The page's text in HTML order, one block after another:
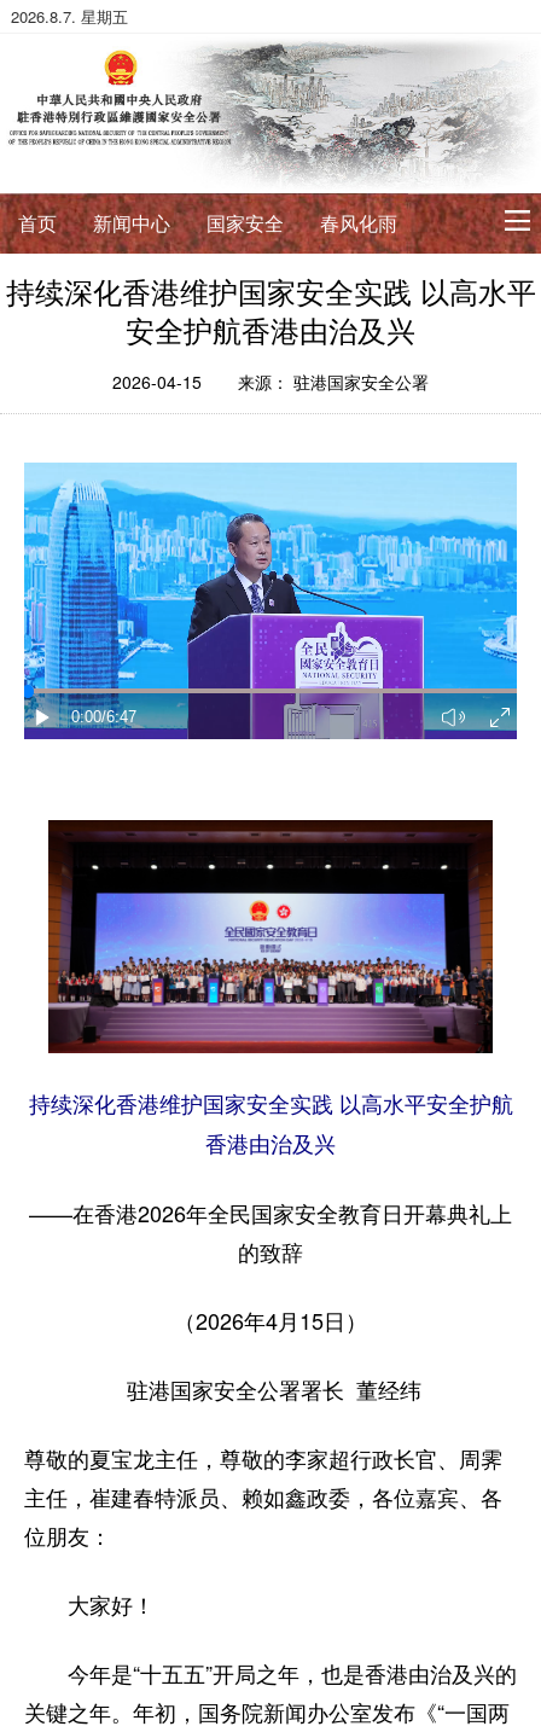
2026.8.7. 星期五
首页 新闻中心 国家安全 春风化雨
初心使命
公署简介 署长寄语
法治典范
护航伟业 法政论丛 法治进行时
法律数据库
香港国安法
国安案例
家国在怀
驻港情深 山河锦绣 国泰民安 天下同怀
持续深化香港维护国家安全实践 以高水平
安全护航香港由治及兴
2026-04-15 来源： 驻港国家安全公署
0:00/6:47
持续深化香港维护国家安全实践 以高水平安全护航
香港由治及兴
——在香港2026年全民国家安全教育日开幕典礼上
的致辞
（2026年4月15日）
驻港国家安全公署署长 董经纬
尊敬的夏宝龙主任，尊敬的李家超行政长官、周霁
主任，崔建春特派员、赖如鑫政委，各位嘉宾、各
位朋友：
大家好！
今年是“十五五”开局之年，也是香港由治及兴的
关键之年。年初，国务院新闻办公室发布《“一国两